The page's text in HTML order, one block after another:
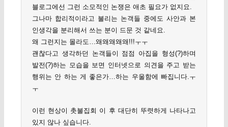
블로그에선 그런 소모적인 논쟁은 애초 필요가 없지요.
그나마 합리적이라고 불리는 논객들 중에도 사안과 본
인생각을 분리해서 쓰는 분이 드문 것 같네요.
왜 그런지는 몰라도…왜왜왜왜왜!!!ㅜㅜ
괜찮다고 생각하던 논객들이 점점 아집을 형성(?)하며
발전(?)하는 모습을 보면 인터넷으로 의견을 주고 받는
행위는 안 하는 게 좋은가…하는 우울함에 빠집니다.ㅜ
ㅜ
이런 현상이 촛불집회 이 후 대단히 뚜렷하게 나타나고
있지 않나 싶습니다.